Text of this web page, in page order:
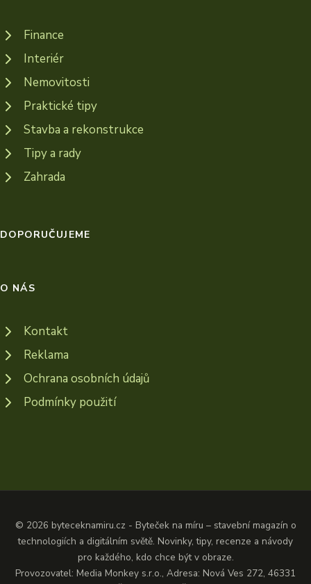
Finance
Interiér
Nemovitosti
Praktické tipy
Stavba a rekonstrukce
Tipy a rady
Zahrada
DOPORUČUJEME
O NÁS
Kontakt
Reklama
Ochrana osobních údajů
Podmínky použití
© 2026 byteceknamiru.cz - Byteček na míru – stavební magazín o
technologiích a digitálním světě. Novinky, tipy, recenze a návody
pro každého, kdo chce být v obraze.
Provozovatel: Media Monkey s.r.o., Adresa: Nová Ves 272, 46331